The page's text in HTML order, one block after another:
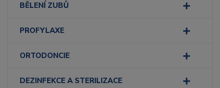
BĚLENÍ ZUBŮ
PROFYLAXE
ORTODONCIE
DEZINFEKCE A STERILIZACE